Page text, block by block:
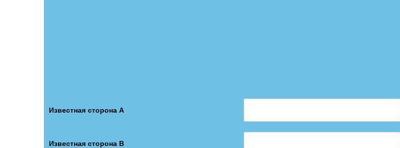
Известная сторона А
Известная сторона B